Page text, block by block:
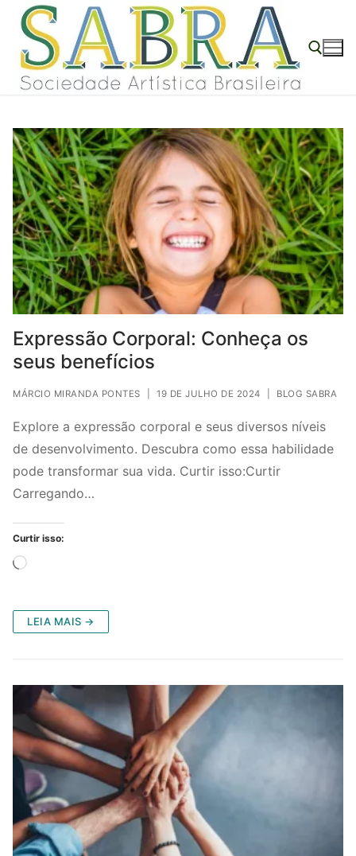
conteúdo
Pular
para
conteúdo
Expressão Corporal: Conheça os
seus benefícios
MÁRCIO MIRANDA PONTES 19 DE JULHO DE 2024 BLOG SABRA
Explore a expressão corporal e seus diversos níveis
de desenvolvimento. Descubra como essa habilidade
pode transformar sua vida. Curtir isso:Curtir
Carregando…
Curtir isso:
Carregando...
LEIA MAIS →